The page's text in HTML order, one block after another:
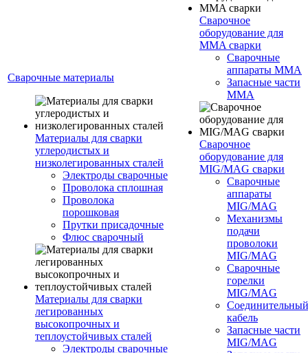
Сварочные материалы
Материалы для сварки
углеродистых и
низколегированных сталей
Электроды сварочные
Проволока сплошная
Проволока
порошковая
Прутки присадочные
Флюс сварочный
Материалы для сварки
легированных
высокопрочных и
теплоустойчивых сталей
Электроды сварочные
Сварочное
оборудование для
MMA сварки
Сварочные
аппараты MMA
Запасные части
MMA
Сварочное
оборудование для
MIG/MAG сварки
Сварочные
аппараты
MIG/MAG
Механизмы
подачи
проволоки
MIG/MAG
Сварочные
горелки
MIG/MAG
Соединительный
кабель
Запасные части
MIG/MAG